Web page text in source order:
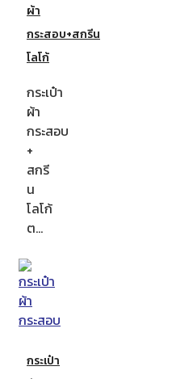
ผ้า
กระสอบ+สกรีน
โลโก้
กระเป๋า
ผ้า
กระสอบ
+
สกรี
น
โลโก้
ต…
กระเป๋า